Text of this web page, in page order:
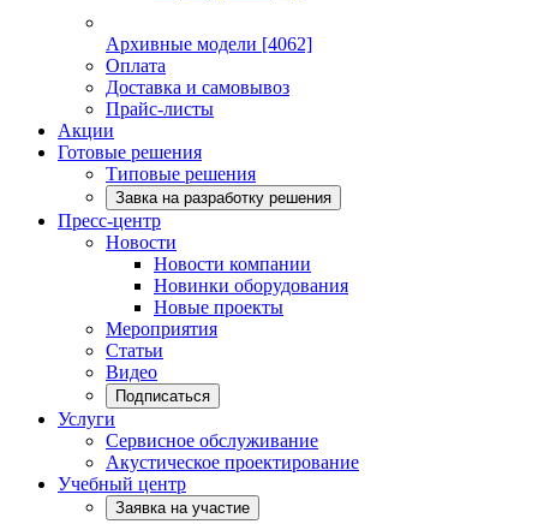
Архивные модели [4062]
Оплата
Доставка и самовывоз
Прайс-листы
Акции
Готовые решения
Типовые решения
Завка на разработку решения
Пресс-центр
Новости
Новости компании
Новинки оборудования
Новые проекты
Мероприятия
Статьи
Видео
Подписаться
Услуги
Сервисное обслуживание
Акустическое проектирование
Учебный центр
Заявка на участие